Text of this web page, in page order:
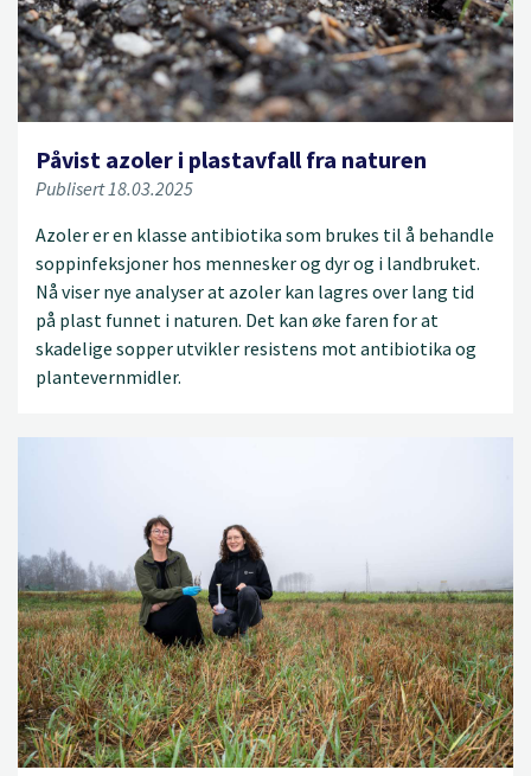
Påvist azoler i plastavfall fra naturen
Publisert 18.03.2025
Azoler er en klasse antibiotika som brukes til å behandle
soppinfeksjoner hos mennesker og dyr og i landbruket.
Nå viser nye analyser at azoler kan lagres over lang tid
på plast funnet i naturen. Det kan øke faren for at
skadelige sopper utvikler resistens mot antibiotika og
plantevernmidler.